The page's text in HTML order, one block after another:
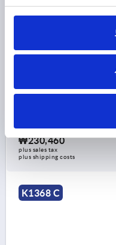
EDGE PROTECTION
EPDM BLACK,
FORM=C MAIN
MINIMUM BEND
WIDTH=8
HEIGHT=11
₩230,460
plus sales tax
plus shipping costs
K1368 C